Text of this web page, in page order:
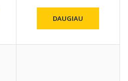
DAUGIAU